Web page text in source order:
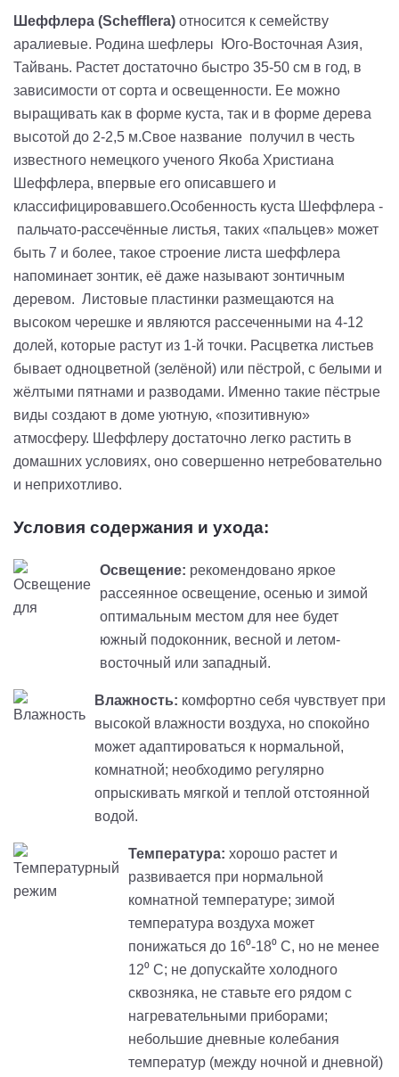
Шеффлера (Schefflera) относится к семейству
аралиевые. Родина шефлеры Юго-Восточная Азия,
Тайвань. Растет доста­точно быстро 35-50 см в год, в
зависимости от сор­та и освещенности. Ее мож­но
выращивать как в форме куста, так и в форме дерева
высотой до 2-2,5 м.Свое название получил в честь
известного немецкого ученого Якоба Христиана
Шеффлера, впервые его описавшего и
классифицировавшего.Особенность куста Шеффлера -
пальчато-рассечённые листья, таких «пальцев» может
быть 7 и более, такое строение листа шеффлера
напоминает зонтик, её даже называют зонтичным
деревом. Листовые пластинки размещаются на
высоком черешке и являются рассеченными на 4-12
долей, которые растут из 1-й точки. Расцветка листьев
бывает одноцветной (зелёной) или пёстрой, с белыми и
жёлтыми пятнами и разводами. Именно такие пёстрые
виды создают в доме уютную, «позитивную»
атмосферу. Шеффлеру достаточно легко растить в
домашних условиях, оно совершенно нетребовательно
и неприхотливо.
Условия содержания и ухода:
Освещение: рекомендовано яркое
рассеянное освещение, осенью и зимой
оптимальным местом для нее будет
южный подоконник, весной и летом-
восточный или западный.
Влажность: комфортно себя чувствует при
высокой влажности воздуха, но спокойно
может адаптироваться к нормальной,
комнатной; необходимо регулярно
опрыскивать мягкой и теплой отстоянной
водой.
Температура: хорошо растет и
развивается при нормальной
комнатной температуре; зимой
температура воздуха может
понижаться до 16⁰-18⁰ С, но не менее
12⁰ С; не допускайте холодного
сквозняка, не ставьте его рядом с
нагревательными приборами;
небольшие дневные колебания
температур (между ночной и дневной)